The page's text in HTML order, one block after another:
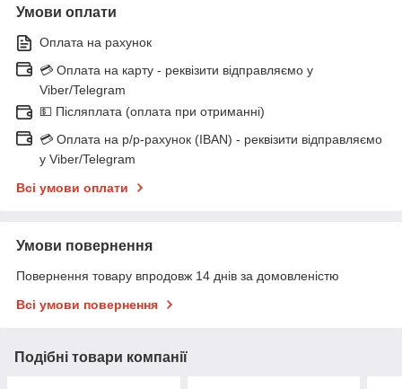
Умови оплати
Оплата на рахунок
💳 Оплата на карту - реквізити відправляємо у
Viber/Telegram
💵 Післяплата (оплата при отриманні)
💳 Оплата на р/р-рахунок (IBAN) - реквізити відправляємо
у Viber/Telegram
Всі умови оплати
Умови повернення
Повернення товару впродовж 14 днів за домовленістю
Всі умови повернення
Подібні товари компанії